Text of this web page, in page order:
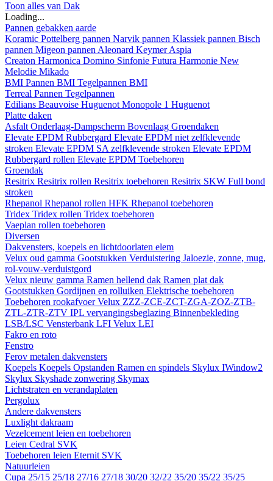
Toon alles van Dak
Loading...
Pannen gebakken aarde
Koramic Pottelberg pannen Narvik pannen Klassiek pannen Bisch
pannen Migeon pannen Aleonard KeymerAspia
Creaton Harmonica Domino Sinfonie Futura Harmonie New
Melodie Mikado
BMI Pannen BMI Tegelpannen BMI
Terreal Pannen Tegelpannen
Edilians Beauvoise Huguenot Monopole 1 Huguenot
Platte daken
Asfalt Onderlaag-Dampscherm Bovenlaag Groendaken
Elevate EPDM Rubbergard Elevate EPDM niet zelfklevende
stroken Elevate EPDM SA zelfklevende stroken Elevate EPDM
Rubbergard rollen Elevate EPDM Toebehoren
Groendak
Resitrix Resitrix rollen Resitrix toebehoren Resitrix SKW Full bond
stroken
Rhepanol Rhepanol rollen HFK Rhepanol toebehoren
Tridex Tridex rollen Tridex toebehoren
Vaeplan rollen toebehoren
Diversen
Dakvensters, koepels en lichtdoorlaten elem
Velux oud gamma Gootstukken Verduistering Jaloezie, zonne, mug,
rol-vouw-verduistgord
Velux nieuw gamma Ramen hellend dak Ramen plat dak
Gootstukken Gordijnen en rolluiken Elektrische toebehoren
Toebehoren rookafvoerVelux ZZZ-ZCE-ZCT-ZGA-ZOZ-ZTB-
ZTL-ZTR-ZTV IPL vervangingsbeglazing Binnenbekleding
LSB/LSC Vensterbank LFI Velux LEI
Fakro en roto
Fenstro
Ferov metalen dakvensters
Koepels Koepels Opstanden Ramen en spindels Skylux IWindow2
Skylux Skyshade zonwering Skymax
Lichtstraten en verandaplaten
Pergolux
Andere dakvensters
Luxlight dakraam
Vezelcement leien en toebehoren
Leien Cedral SVK
Toebehoren leien Eternit SVK
Natuurleien
Cupa 25/15 25/18 27/16 27/18 30/20 32/22 35/20 35/22 35/25